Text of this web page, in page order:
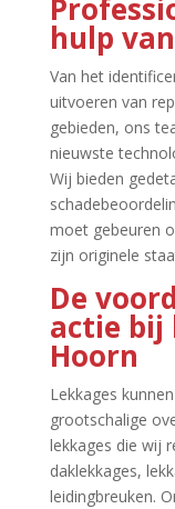
hulp
Van het
uitvoeren van
gebieden, ons
nieuwste
Wij bieden
moet gebeuren
zijn originele
De
actie bij
Hoorn
Lekkages
grootschalige
lekkages die wij
daklekkages,
leidingbreuken.​